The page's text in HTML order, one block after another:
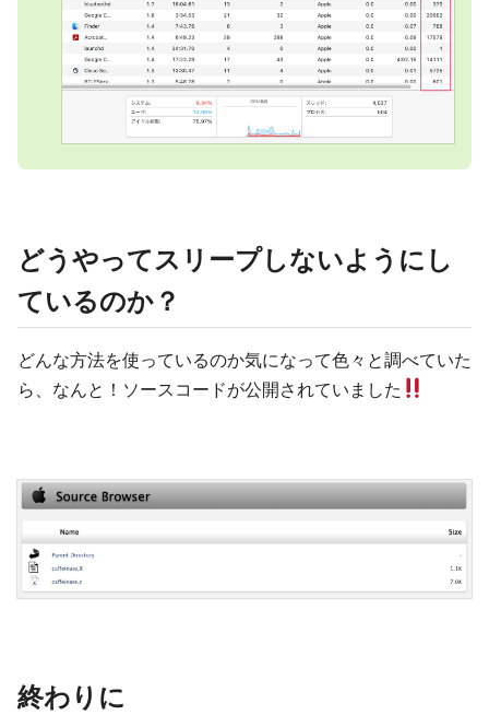
どうやってスリープしないようにし
ているのか？
どんな方法を使っているのか気になって色々と調べていた
ら、なんと！ソースコードが公開されていました
終わりに